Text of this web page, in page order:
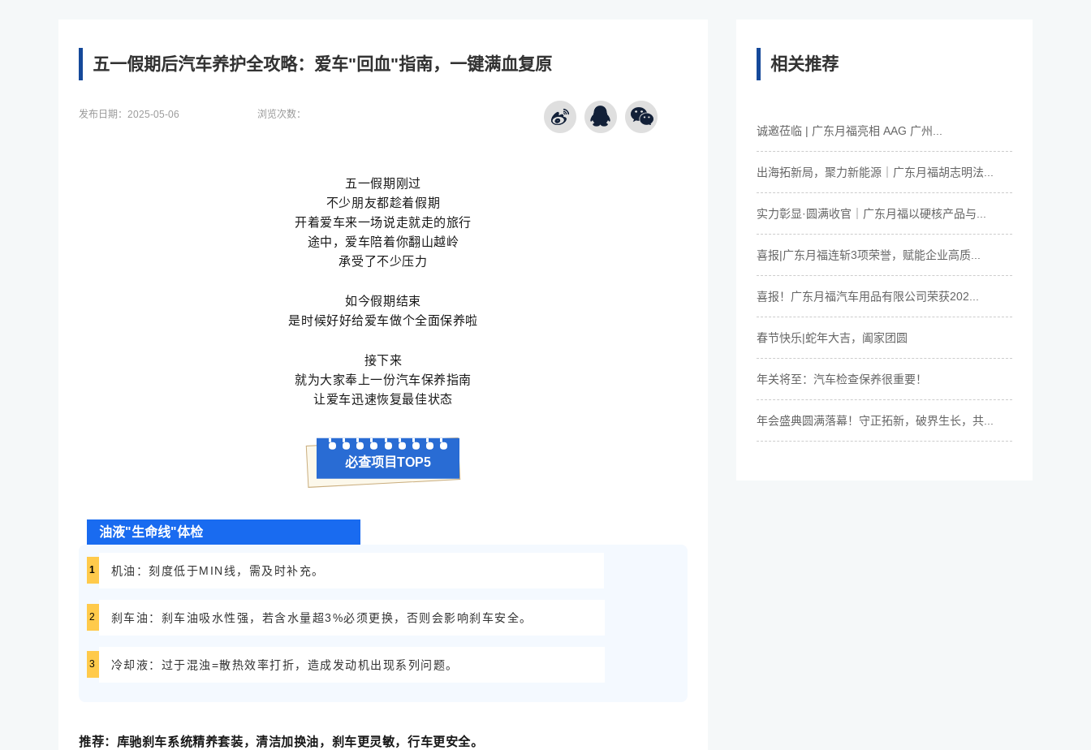
五一假期后汽车养护全攻略：爱车"回血"指南，一键满血复原
发布日期： 2025-05-06 浏览次数：
五一假期刚过
不少朋友都趁着假期
开着爱车来一场说走就走的旅行
途中，爱车陪着你翻山越岭
承受了不少压力
如今假期结束
是时候好好给爱车做个全面保养啦
接下来
就为大家奉上一份汽车保养指南
让爱车迅速恢复最佳状态
必查项目TOP5
油液"生命线"体检
1 机油：刻度低于MIN线，需及时补充。
2 刹车油：刹车油吸水性强，若含水量超3%必须更换，否则会影响刹车安全。
3 冷却液：过于混浊=散热效率打折，造成发动机出现系列问题。
推荐：库驰刹车系统精养套装，清洁加换油，刹车更灵敏，行车更安全。
相关推荐
诚邀莅临 | 广东月福亮相 AAG 广州...
出海拓新局，聚力新能源｜广东月福胡志明法...
实力彰显·圆满收官｜广东月福以硬核产品与...
喜报|广东月福连斩3项荣誉，赋能企业高质...
喜报！广东月福汽车用品有限公司荣获202...
春节快乐|蛇年大吉，阖家团圆
年关将至：汽车检查保养很重要！
年会盛典圆满落幕！守正拓新，破界生长，共...